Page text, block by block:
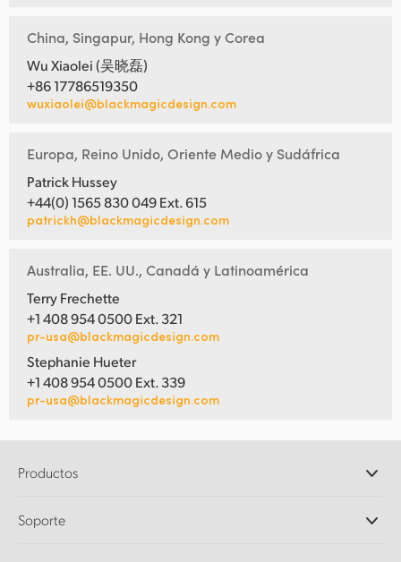
China, Singapur, Hong Kong y Corea
Wu Xiaolei (吴晓磊)
+86 17786519350
wuxiaolei@blackmagicdesign.com
Europa, Reino Unido, Oriente Medio y Sudáfrica
Patrick Hussey
+44(0) 1565 830 049 Ext. 615
patrickh@blackmagicdesign.com
Australia, EE. UU., Canadá y Latinoamérica
Terry Frechette
+1 408 954 0500 Ext. 321
pr-usa@blackmagicdesign.com
Stephanie Hueter
+1 408 954 0500 Ext. 339
pr-usa@blackmagicdesign.com
Productos
DaVinci Resolve y Fusion
Soporte